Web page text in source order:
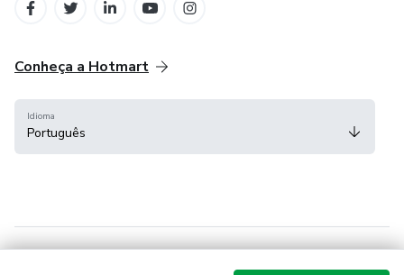
Conheça a Hotmart
Idioma
Português